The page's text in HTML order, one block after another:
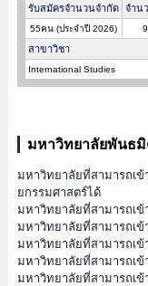
รับสมัครจำนวนจำกัด จำน
55คน (ประจำปี 2026)
สาขาวิชา
International Studies
มหาวิทยาลัยพันธมิ
มหาวิทยาลัยที่สามารถเ
ยกรรมศาสตร์ได้
มหาวิทยาลัยที่สามารถเ
มหาวิทยาลัยที่สามารถเ
มหาวิทยาลัยที่สามารถเ
มหาวิทยาลัยที่สามารถเ
มหาวิทยาลัยที่สามารถเ